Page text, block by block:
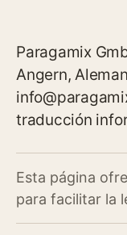
Paragamix
Angern,
traducción
Esta página
para facilitar la